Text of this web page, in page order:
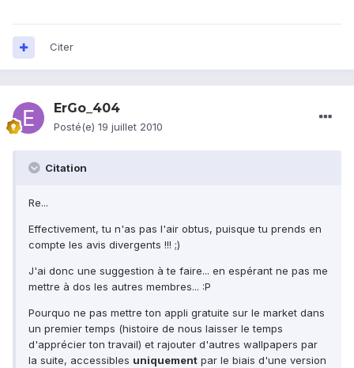
Citer
ErGo_404
Posté(e) 19 juillet 2010
Citation
Re...
Effectivement, tu n'as pas l'air obtus, puisque tu prends en
compte les avis divergents !!! ;)
J'ai donc une suggestion à te faire... en espérant ne pas me
mettre à dos les autres membres... :P
Pourquo ne pas mettre ton appli gratuite sur le market dans
un premier temps (histoire de nous laisser le temps
d'apprécier ton travail) et rajouter d'autres wallpapers par
la suite, accessibles uniquement par le biais d'une version